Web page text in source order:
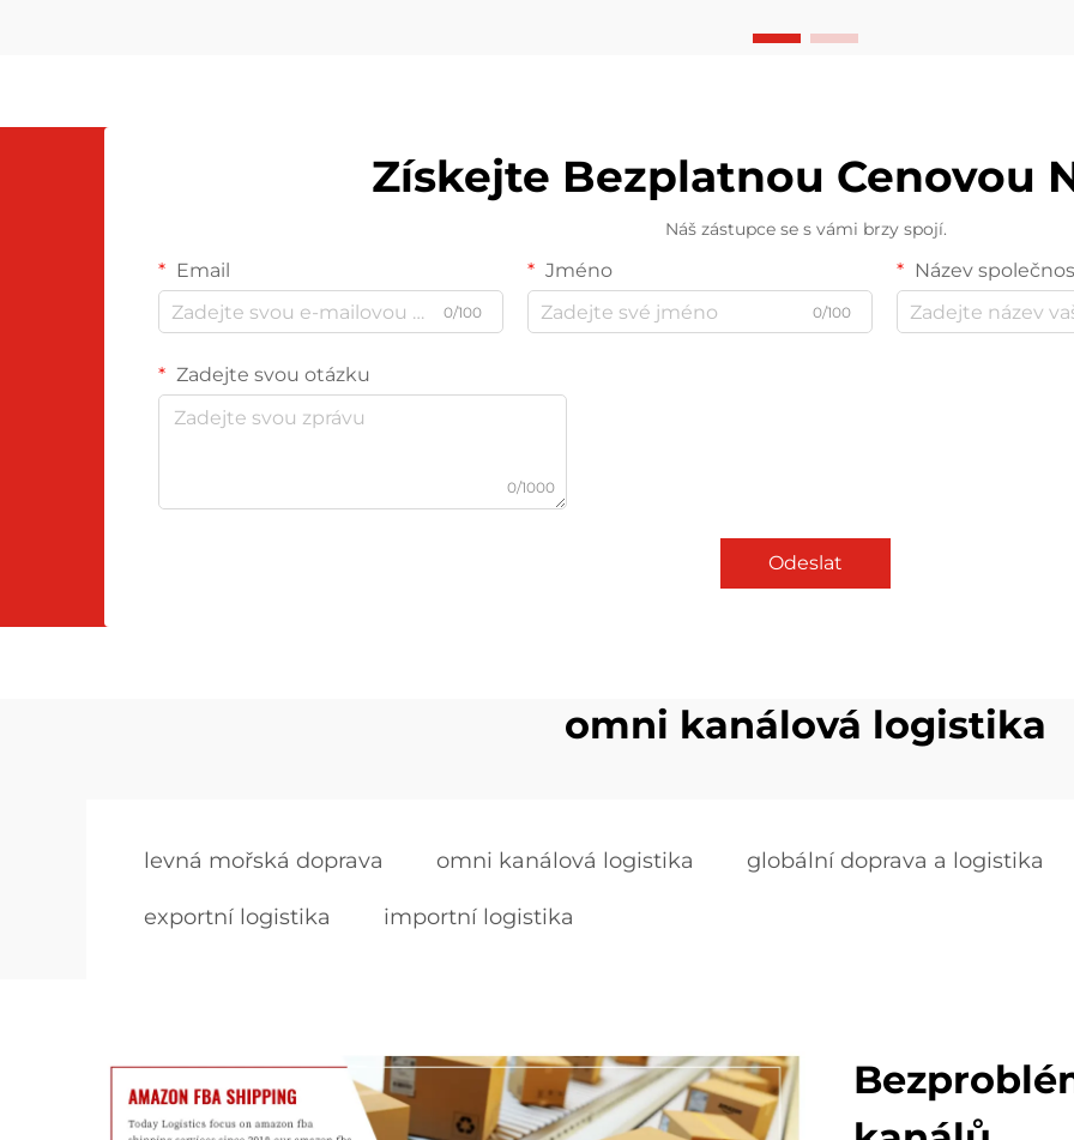
Získejte Bezplatnou Cenovou
Náš zástupce se s vámi brzy spojí.
Email
0/100
Jméno
0/100
Název
Zadejte svou otázku
0/1000
Odeslat
omni kanálová logistika
levná mořská doprava omni kanálová logistika globální doprava a logistika
exportní logistika importní logistika